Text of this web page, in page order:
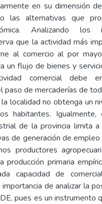
en su dimensión
las alternativas que
Analizando los
que la actividad más
al comercio al por
un flujo de bienes y
comercial debe
paso de mercaderías de
localidad no obtenga un
habitantes. Igualmente,
de la provincia limita a
de generación de empleo
productores
producción primaria
capacidad de
de analizar la
pues es un instrumento